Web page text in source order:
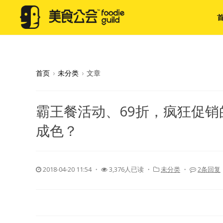
首页 › 未分类 › 文章
霸王餐活动、69折，疯狂促销
成色？
2018-04-20 11:54・ 3,376人已读 ・ 未分类 ・ 2条回复